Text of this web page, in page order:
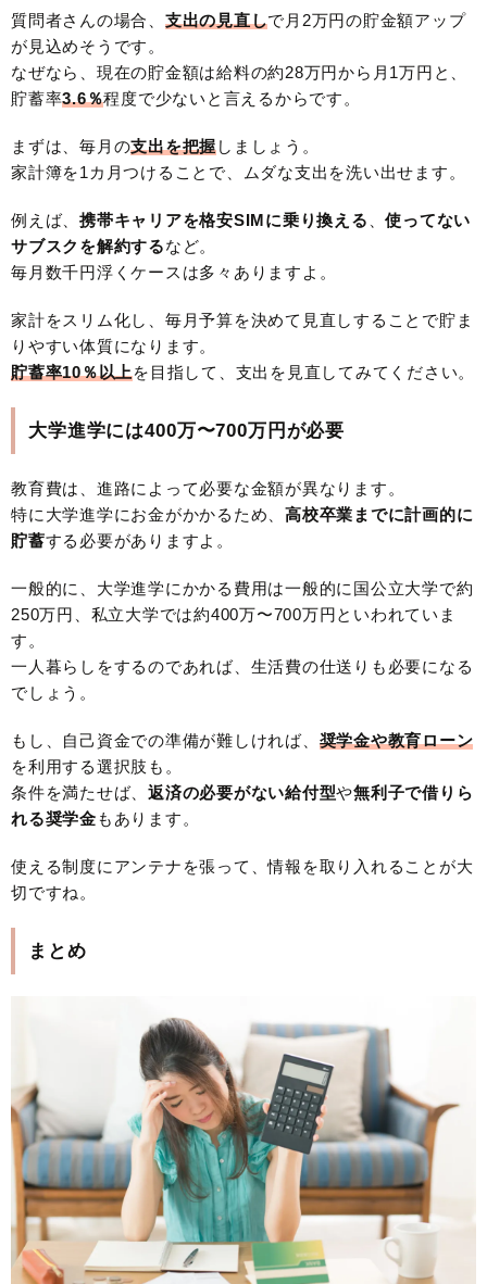
質問者さんの場合、 支出の見直しで月2万円の貯金額アップ
が見込めそうです。
なぜなら、現在の貯金額は給料の約28万円から月1万円と、
貯蓄率3.6％程度で少ないと言えるからです。
まずは、毎月の支出を把握しましょう。
家計簿を1カ月つけることで、ムダな支出を洗い出せます。
例えば、 携帯キャリアを格安SIMに乗り換える 、使ってない
サブスクを解約するなど。
毎月数千円浮くケースは多々ありますよ。
家計をスリム化し、毎月予算を決めて見直しすることで貯ま
りやすい体質になります。
貯蓄率10％以上を目指して、支出を見直してみてください。
大学進学には400万〜700万円が必要
教育費は、進路によって必要な金額が異なります。
特に大学進学にお金がかかるため、 高校卒業までに計画的に
貯蓄する必要がありますよ。
一般的に、大学進学にかかる費用は一般的に国公立大学で約
250万円、私立大学では約400万〜700万円といわれていま
す。
一人暮らしをするのであれば、生活費の仕送りも必要になる
でしょう。
もし、自己資金での準備が難しければ、 奨学金や教育ローン
を利用する選択肢も。
条件を満たせば、 返済の必要がない給付型や無利子で借りら
れる奨学金もあります。
使える制度にアンテナを張って、情報を取り入れることが大
切ですね。
まとめ